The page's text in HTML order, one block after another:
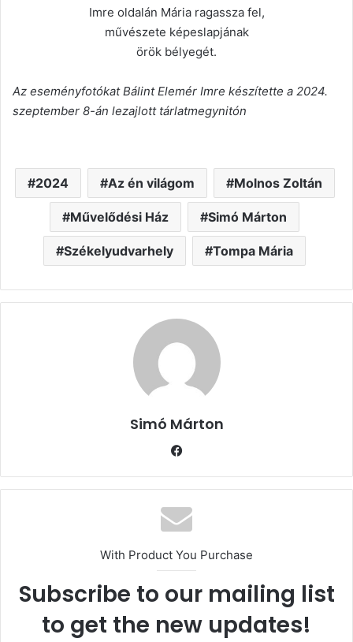
Imre oldalán Mária ragassza fel,
művészete képeslapjának
örök bélyegét.
Az eseményfotókat Bálint Elemér Imre készítette a 2024.
szeptember 8-án lezajlott tárlatmegynitón
2024 Az én világom Molnos Zoltán
Művelődési Ház Simó Márton
Székelyudvarhely Tompa Mária
Simó Márton
With Product You Purchase
Subscribe to our mailing list
to get the new updates!